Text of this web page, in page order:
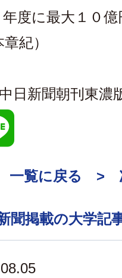
度に最大１０
紀）
日新聞朝刊東濃
一覧に戻る >
聞掲載の大学記